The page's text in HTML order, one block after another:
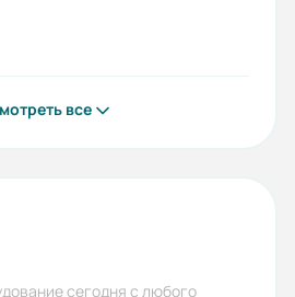
все
сегодня с любого